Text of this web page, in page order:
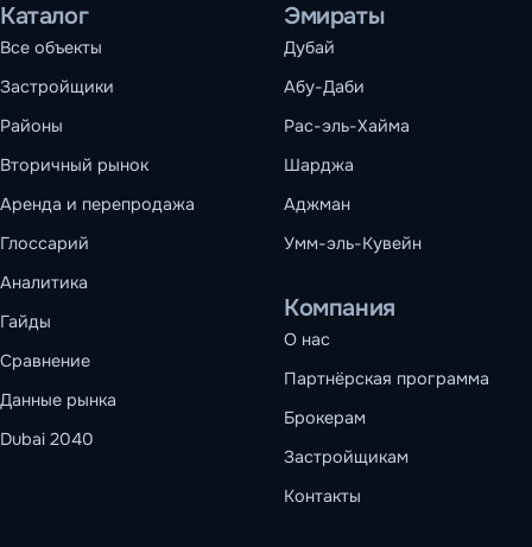
Каталог
Все объекты
Застройщики
Районы
Вторичный рынок
Аренда и перепродажа
Глоссарий
Аналитика
Гайды
Сравнение
Данные рынка
Dubai 2040
Эмираты
Дубай
Абу-Даби
Рас-эль-Хайма
Шарджа
Аджман
Умм-эль-Кувейн
Компания
О нас
Партнёрская программа
Брокерам
Застройщикам
Контакты